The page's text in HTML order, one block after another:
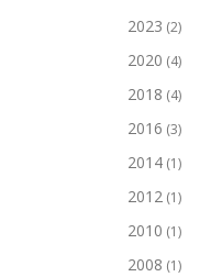
2023 (2)
2020 (4)
2018 (4)
2016 (3)
2014 (1)
2012 (1)
2010 (1)
2008 (1)